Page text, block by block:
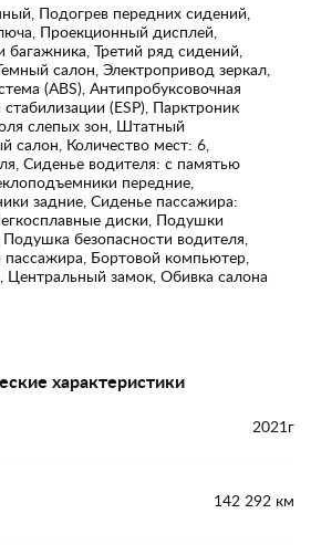
Подогрев передних сидений,
Проекционный дисплей,
Третий ряд сидений,
салон, Электропривод зеркал,
(ABS), Антипробуксовочная
(ESP), Парктроник
слепых зон, Штатный
салон, Количество мест: 6,
Сиденье водителя: с памятью
передние,
задние, Сиденье пассажира:
диски, Подушки
безопасности водителя,
Бортовой компьютер,
Центральный замок, Обивка салона
характеристики
2021г
142 292 км